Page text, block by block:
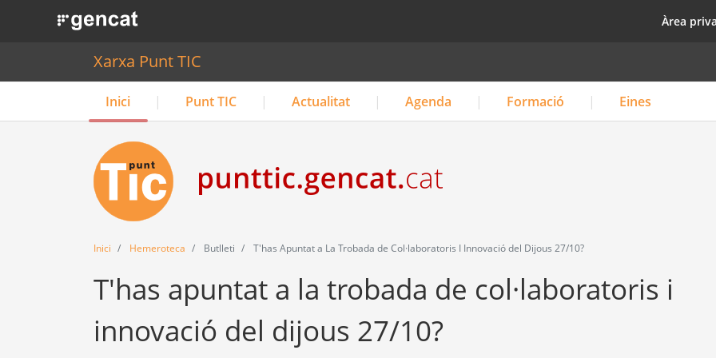
. Obre en una nova finestra. top
Àrea
Xarxa Punt TIC
Inici Punt TIC Actualitat Agenda Formació Eines
Inici Hemeroteca Butlleti T'has Apuntat a La Trobada de Col·laboratoris I Innovació del Dijous 27/10?
T'has apuntat a la trobada de col·laboratoris i
innovació del dijous 27/10?